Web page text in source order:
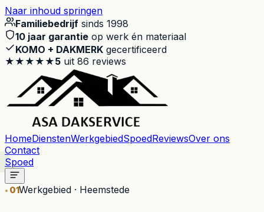
Naar inhoud springen
Familiebedrijf sinds 1998
10 jaar garantie op werk én materiaal
KOMO + DAKMERK gecertificeerd
★★★★★5 uit 86 reviews
HomeDienstenWerkgebiedSpoedReviewsOver ons
Contact
Spoed
01Werkgebied · Heemstede